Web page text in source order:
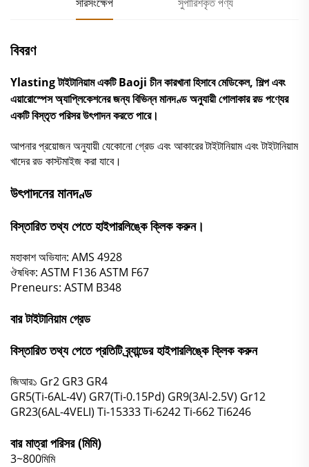
বিবরণ
Ylasting টাইটানিয়াম একটি Baoji চীন কারখানা হিসাবে মেডিকেল, শিল্প এবং
এয়ারোস্পেস অ্যাপ্লিকেশনের জন্য বিভিন্ন মানদণ্ড অনুযায়ী গোলাকার রড পণ্যের
একটি বিস্তৃত পরিসর উৎপাদন করতে পারে।
আপনার প্রয়োজন অনুযায়ী যেকোনো গ্রেড এবং আকারের টাইটানিয়াম এবং টাইটানিয়াম
খাদের রড কাস্টমাইজ করা যাবে।
উৎপাদনের মানদণ্ড
বিস্তারিত তথ্য পেতে হাইপারলিঙ্কে ক্লিক করুন।
মহাকাশ অভিযান: AMS 4928
ঔষধিক: ASTM F136ASTM F67
Preneurs: ASTM B348
বার টাইটানিয়াম গ্রেড
বিস্তারিত তথ্য পেতে প্রতিটি ব্র্যান্ডের হাইপারলিঙ্কে ক্লিক করুন
জিআর১ Gr2 GR3 GR4
GR5(Ti-6AL-4V) GR7(Ti-0.15Pd) GR9(3Al-2.5V) Gr12
GR23(6AL-4VELI) Ti-15333Ti-6242Ti-662Ti6246
বার মাত্রা পরিসর (মিমি)
3~800মিমি